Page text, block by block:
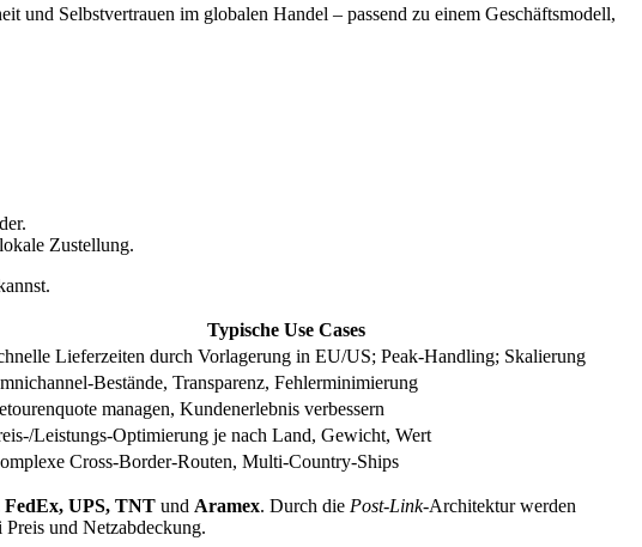
und Selbstvertrauen im globalen Handel – passend zu einem Geschäftsmodell,
Zustellung.
Typische Use Cases
Lieferzeiten durch Vorlagerung in EU/US; Peak-Handling; Skalierung
Bestände, Transparenz, Fehlerminimierung
managen, Kundenerlebnis verbessern
Leistungs-Optimierung je nach Land, Gewicht, Wert
Cross-Border-Routen, Multi-Country-Ships
UPS, TNT und Aramex. Durch die Post-Link-Architektur werden
und Netzabdeckung.